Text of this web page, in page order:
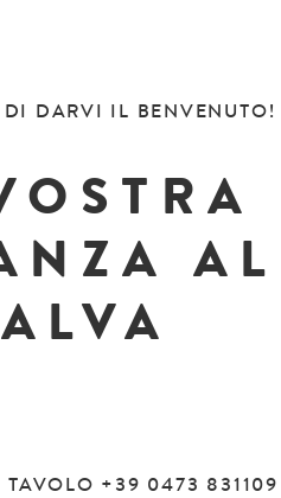
DARVI IL BENVENUTO!
AL
+39 0473 831109